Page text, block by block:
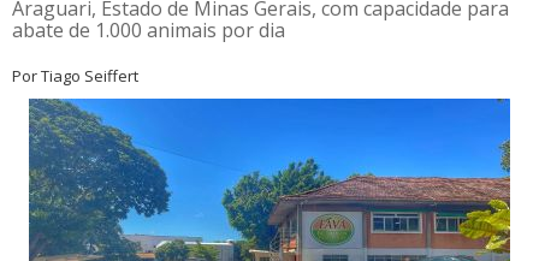
Araguari, Estado de Minas Gerais, com capacidade para
abate de 1.000 animais por dia
Por Tiago Seiffert